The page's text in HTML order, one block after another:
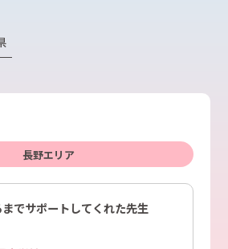
長野エリア
でサポートしてくれた先生